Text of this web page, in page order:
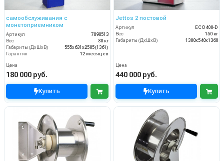
самообслуживания с
монетоприемником
Артикул
7898513
Вес
80 кг
Габариты (ДхШхВ)
555x631x2505(1361)
Гарантия
12 месяцев
Цена
180 000 руб.
Купить
Jettos 2 постовой
Артикул
ECO400-D
Вес
150 кг
Габариты (ДхШхВ)
1300х540х1360
Цена
440 000 руб.
Купить